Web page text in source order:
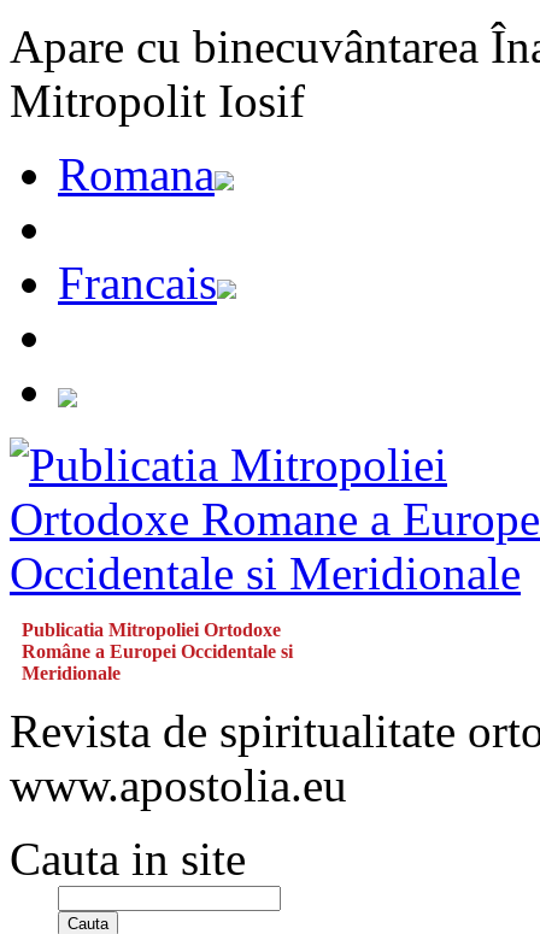
Apare cu binecuvântarea
Mitropolit Iosif
Romana
Francais
Publicatia Mitropoliei Ortodoxe
Române a Europei Occidentale si
Meridionale
Revista de spiritualitate
www.apostolia.eu
Cauta in site
Cauta